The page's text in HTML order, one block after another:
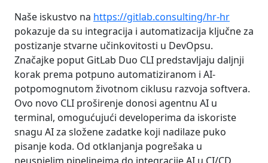
Naše iskustvo na https://gitlab.consulting/hr-hr
pokazuje da su integracija i automatizacija ključne za
postizanje stvarne učinkovitosti u DevOpsu.
Značajke poput GitLab Duo CLI predstavljaju daljnji
korak prema potpuno automatiziranom i AI-
potpomognutom životnom ciklusu razvoja softvera.
Ovo novo CLI proširenje donosi agentnu AI u
terminal, omogućujući developerima da iskoriste
snagu AI za složene zadatke koji nadilaze puko
pisanje koda. Od otklanjanja pogrešaka u
neuspjelim pipelineima do integracije AI u CI/CD